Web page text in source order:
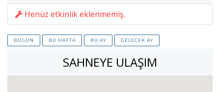
Henüz etkinlik eklenmemiş.
BUGÜN BU HAFTA BU AY GELECEK AY
SAHNEYE ULAŞIM